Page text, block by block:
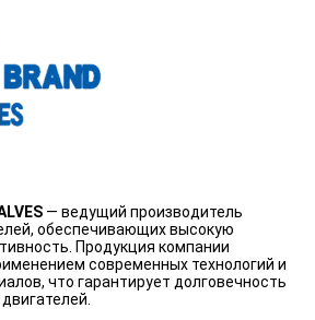
— ведущий производитель
обеспечивающих высокую
Продукция компании
современных технологий и
что гарантирует долговечность